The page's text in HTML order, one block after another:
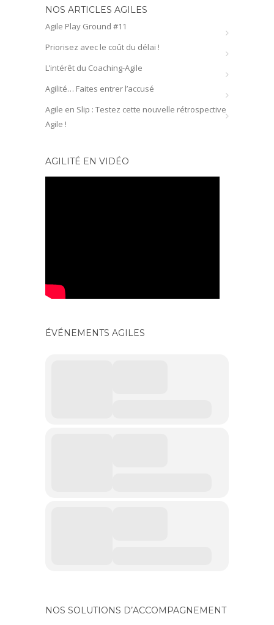
NOS ARTICLES AGILES
Agile Play Ground #11
Priorisez avec le coût du délai !
L’intérêt du Coaching-Agile
Agilité… Faites entrer l’accusé
Agile en Slip : Testez cette nouvelle rétrospective
Agile !
AGILITÉ EN VIDÉO
ÉVÉNEMENTS AGILES
NOS SOLUTIONS D’ACCOMPAGNEMENT